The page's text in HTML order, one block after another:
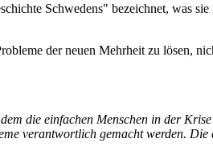
Schwedens" bezeichnet, was
der neuen Mehrheit zu lösen,
die einfachen Menschen in der
verantwortlich gemacht werden. Die